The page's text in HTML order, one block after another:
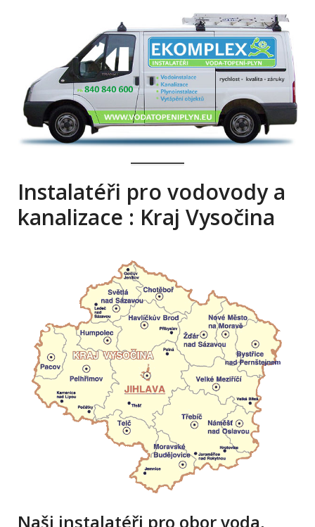
Instalatéři pro vodovody a
kanalizace : Kraj Vysočina
Naši instalatéři pro obor voda,